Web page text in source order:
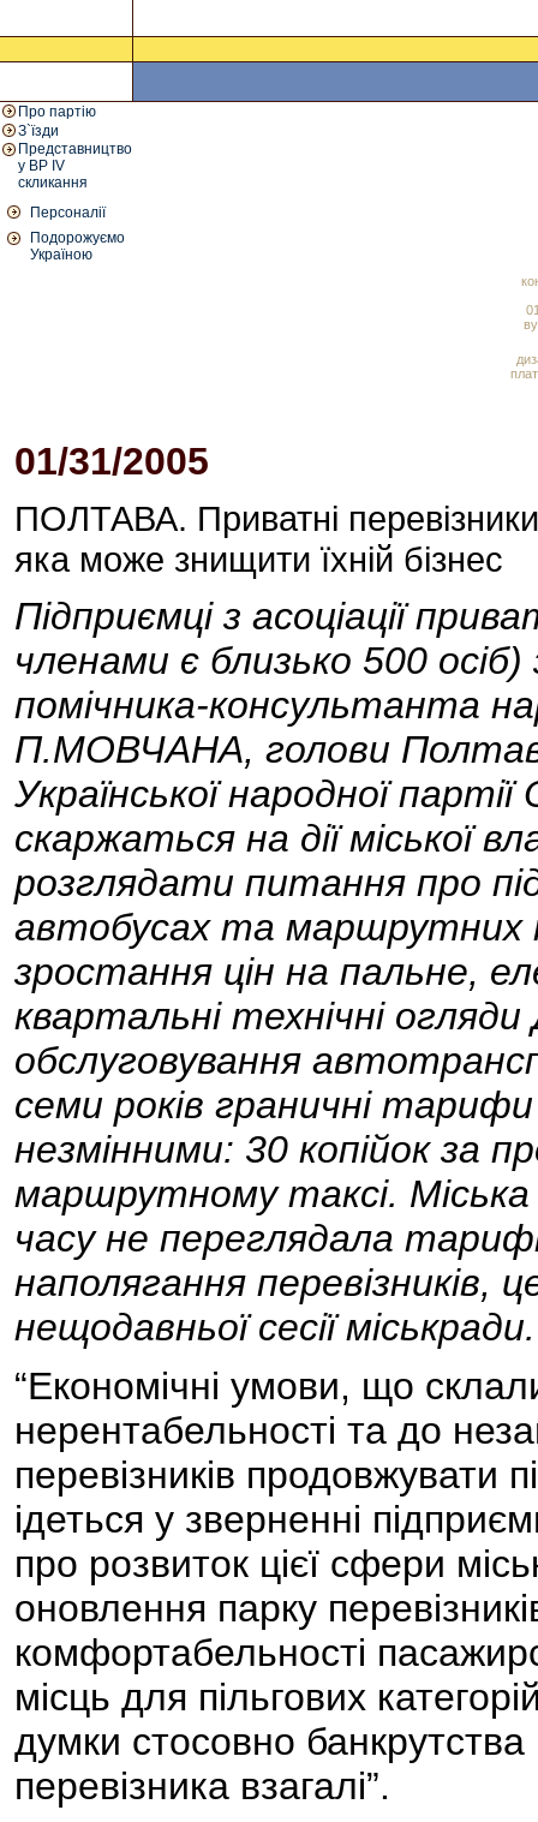
Про партію
З`їзди
Представництво
у ВР IV
скликання
Персоналії
Подорожуємо
Україною
01/31/2005
ПОЛТАВА. Приватні
яка може знищити їхній бізнес
Підприємці з асоціації
членами є близько 500
помічника-консультанта
П.МОВЧАНА, голови
Української народної
скаржаться на дії міської
розглядати питання про
автобусах та маршрутних
зростання цін на пальне,
квартальні технічні
обслуговування
семи років граничні
незмінними: 30 копійок за
маршрутному таксі.
часу не переглядала
наполягання перевізників,
нещодавньої сесії міськради.
“Економічні умови, що
нерентабельності та до
перевізників продовжувати
ідеться у зверненні
про розвиток цієї сфери
оновлення парку
комфортабельності
місць для пільгових
думки стосовно
перевізника взагалі”.